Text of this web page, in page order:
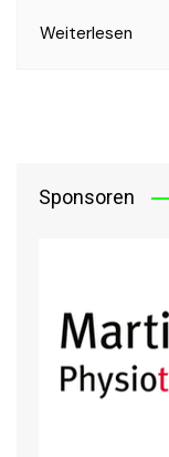
Weiterlesen
Sponsoren